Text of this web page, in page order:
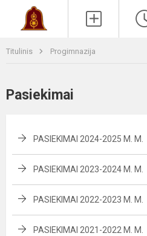
Titulinis Progimnazija
Pasiekimai
PASIEKIMAI 2024-2025 M. M.
PASIEKIMAI 2023-2024 M. M.
PASIEKIMAI 2022-2023 M. M.
PASIEKIMAI 2021-2022 M. M.